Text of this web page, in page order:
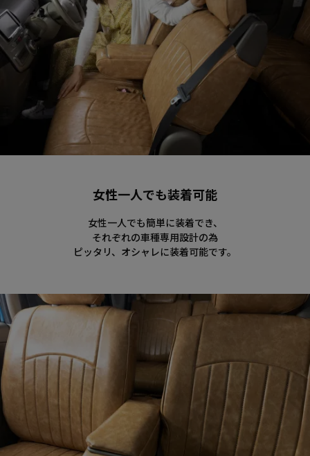
女性一人でも装着可能
女性一人でも簡単に装着でき、
それぞれの車種専用設計の為
ピッタリ、オシャレに装着可能です。